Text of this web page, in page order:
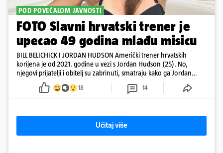
POD POVEĆALOM JAVNOSTI
FOTO Slavni hrvatski trener je
upecao 49 godina mlađu misicu
BILL BELICHICK I JORDAN HUDSON Američki trener hrvatskih
korijena je od 2021. godine u vezi s Jordan Hudson (25). No,
njegovi prijatelji i obitelj su zabrinuti, smatraju kako ga Jordan
kontrolira
18 14
Učitaj više